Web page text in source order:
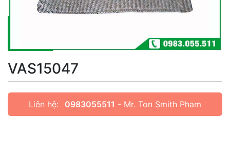
VAS15047
Liên hệ: 0983055511 - Mr. Ton Smith Pham